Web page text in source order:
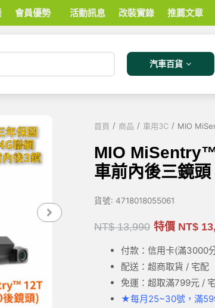
會員優勢 活動訊息 改裝實錄 推薦文章
汽車百貨
首頁 / 商品 / 車用3C / MIO
MIO MiSentry™
車前內後三鏡
貨號: 4718018055061
NT$13,990 特價 NT$
付款：信用卡(滿3000
配送：超商取貨 / 宅配
免運：超取滿799元 /
★每月25~30號，滿